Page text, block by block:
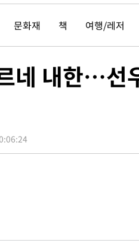
느꼈고, 많은 트로피 원해 아
부 지역엔 호의주의보
잠기고 담벼락 붕괴
…감정가 1.3억원
새 만에 숨진 채 발견
사망·1명 실종
신의 기회로 삼겠다"
실망과 걱정 안겨드려 죄송"
150㎜ 비
스닥 1.3%↑
문화재 책 여행/레저
네 내한…선